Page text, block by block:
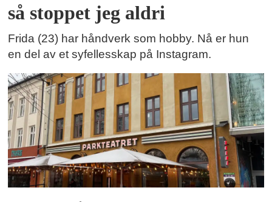
så stoppet jeg aldri
Frida (23) har håndverk som hobby. Nå er hun
en del av et syfellesskap på Instagram.